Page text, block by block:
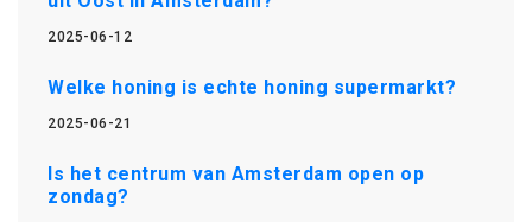
2025-06-12
Welke honing is echte honing supermarkt?
2025-06-21
Is het centrum van Amsterdam open op
zondag?